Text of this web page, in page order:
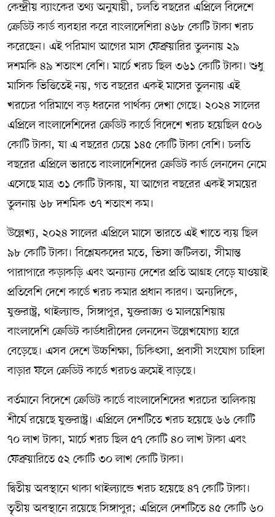
কেন্দ্রীয় ব্যাংকের তথ্য অনুযায়ী, চলতি বছরের এপ্রিলে বিদেশে
ক্রেডিট কার্ড ব্যবহার করে বাংলাদেশিরা ৪৬৮ কোটি টাকা খরচ
করেছেন। এই পরিমাণ আগের মাস ফেব্রুয়ারির তুলনায় ২৯
দশমকি ৪৯ শতাংশ বেশি। মার্চে খরচ ছিল ৩৬১ কোটি টাকা। শুধু
মাসিক ভিত্তিতেই নয়, গত বছরের একই মাসের তুলনায় এই
খরচের পরিমাণে বড় ধরনের পার্থক্য দেখা গেছে। ২০২৪ সালের
এপ্রিলে বাংলাদেশিদের ক্রেডিট কার্ডে বিদেশে খরচ হয়েছিল ৫০৬
কোটি টাকা, যা এ বছরের চেয়ে ১৪৫ কোটি টাকা বেশি। চলতি
বছরের এপ্রিলে ভারতে বাংলাদেশিদের ক্রেডিট কার্ড লেনদেন নেমে
এসেছে মাত্র ৩১ কোটি টাকায়, যা আগের বছরের একই সময়ের
তুলনায় ৬৮ দশমিক ৩৭ শতাংশ কম।
উল্লেখ্য, ২০২৪ সালের এপ্রিলে মাসে ভারতে এই খাতে ব্যয় ছিল
৯৮ কোটি টাকা। বিশ্লেষকদের মতে, ভিসা জটিলতা, সীমান্ত
পারাপারে কড়াকড়ি এবং অন্যান্য দেশের প্রতি আগ্রহ বেড়ে যাওয়াই
প্রতিবেশি দেশে কার্ডে খরচ কমার প্রধান কারণ। অন্যদিকে,
যুক্তরাষ্ট্র, থাইল্যান্ড, সিঙ্গাপুর, যুক্তরাজ্য ও মালয়েশিয়ায়
বাংলাদেশি ক্রেডিট কার্ডধারীদের লেনদেন উল্লেখযোগ্য হারে
বেড়েছে। এসব দেশে উচ্চশিক্ষা, চিকিৎসা, প্রবাসী সংযোগ চাহিদা
বাড়ার ফলে ক্রেডিট কার্ডে খরচও ক্রমেই বাড়ছে।
বর্তমানে বিদেশে ক্রেডিট কার্ডে বাংলাদেশিদের খরচের তালিকায়
শীর্ষে রয়েছে যুক্তরাষ্ট্র। এপ্রিলে দেশটিতে খরচ হয়েছে ৬৬ কোটি
৭০ লাখ টাকা, মার্চে খরচ ছিল ৫৭ কোটি ৪০ লাখ টাকা এবং
ফেব্রুয়ারিতে ৫২ কোটি ৩০ লাখ কোটি টাকা।
দ্বিতীয় অবস্থানে থাকা থাইল্যান্ডে খরচ হয়েছে ৪৭ কোটি টাকা।
তৃতীয় অবস্থানে রয়েছে সিঙ্গাপুর; এপ্রিলে দেশটিতে ৪৫ কোটি ৬০